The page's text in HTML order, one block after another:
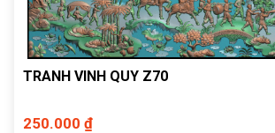
TRANH VINH QUY Z70
250.000 ₫